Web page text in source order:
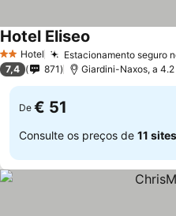
2 Estrelas
Hotel Estacionamento seguro
Hotel Eliseo
7,4 871 Giardini-Naxos, a
De € 51
Consulte os preços de 11 sites